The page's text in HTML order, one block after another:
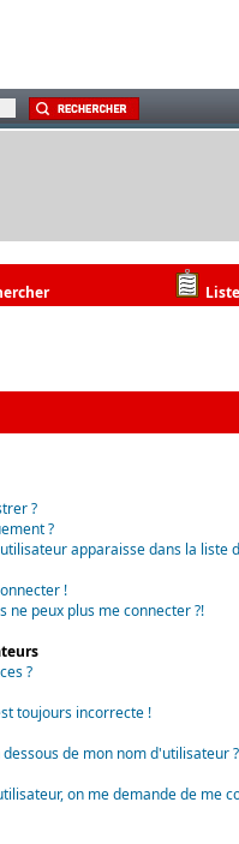
?
?
apparaisse dans la liste
!
ne peux plus me connecter ?!
?
toujours incorrecte !
de mon nom d'utilisateur ?
on me demande de me